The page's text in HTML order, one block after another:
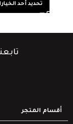
تحديد أحد
أقسام المتجر